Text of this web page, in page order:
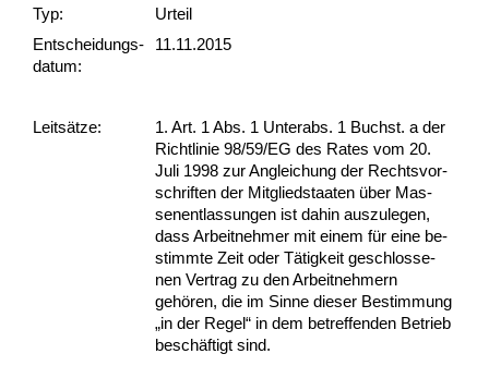
Typ:
Urteil
Ent­scheid­ungs­
datum:
11.11.2015
Leit­sätze:
1. Art. 1 Abs. 1 Un­terabs. 1 Buchst. a der
Richt­li­nie 98/59/EG des Ra­tes vom 20.
Ju­li 1998 zur An­glei­chung der Rechts­vor­
schrif­ten der Mit­glied­staa­ten über Mas­
sen­ent­las­sun­gen ist da­hin aus­zu­le­gen,
dass Ar­beit­neh­mer mit ei­nem für ei­ne be­
stimm­te Zeit oder Tätig­keit ge­schlos­se­
nen Ver­trag zu den Ar­beit­neh­mern
gehören, die im Sin­ne die­ser Be­stim­mung
„in der Re­gel“ in dem be­tref­fen­den Be­trieb
beschäftigt sind.